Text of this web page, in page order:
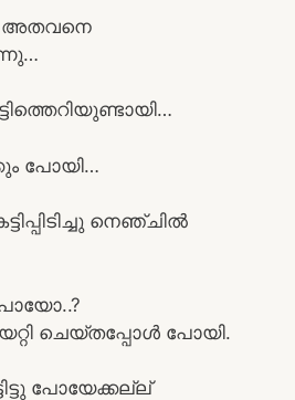
അതവനെ
പോയി…
നെഞ്ചിൽ
ചെയ്തപ്പോൾ പോയി.
പോയേക്കല്ല്